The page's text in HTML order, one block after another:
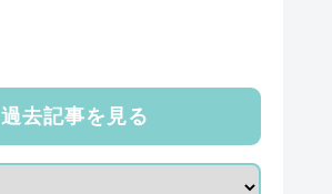
過去記事を見る